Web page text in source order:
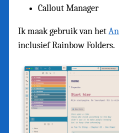
Callout Manager
Ik maak gebruik van het
inclusief Rainbow Folders.